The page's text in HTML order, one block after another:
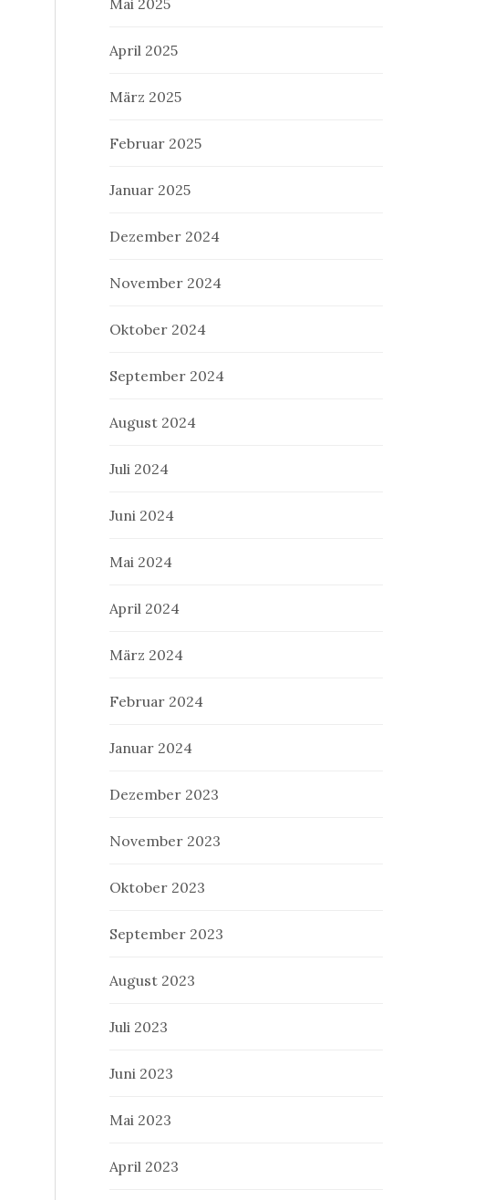
Mai 2025
April 2025
März 2025
Februar 2025
Januar 2025
Dezember 2024
November 2024
Oktober 2024
September 2024
August 2024
Juli 2024
Juni 2024
Mai 2024
April 2024
März 2024
Februar 2024
Januar 2024
Dezember 2023
November 2023
Oktober 2023
September 2023
August 2023
Juli 2023
Juni 2023
Mai 2023
April 2023